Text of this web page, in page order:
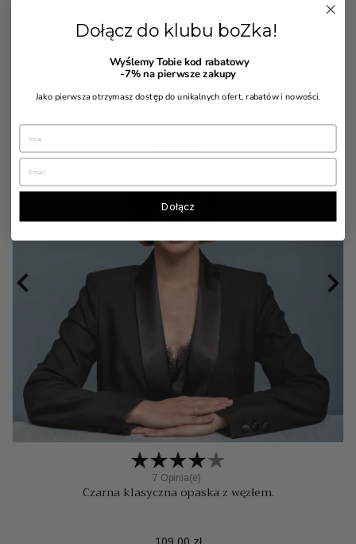
BESTSELLERY
7 Opinia(e)
Czarna klasyczna opaska z węzłem.
Cena
 
Dołącz do klubu boZka!
Wyślemy Tobie kod rabatowy
-7%na pierwsze zakupy
Jako pierwsza otrzymasz dostęp do unikalnych ofert, rabatów i nowości.
Dołącz